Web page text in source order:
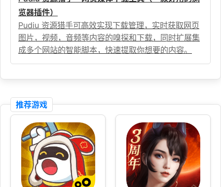
览器插件）
Pudiu 资源猎手可高效实现下载管理，实时获取网页
图片，视频，音频等内容的嗅探和下载，同时扩展集
成多个网站的智能脚本，快速提取你想要的内容。
推荐游戏